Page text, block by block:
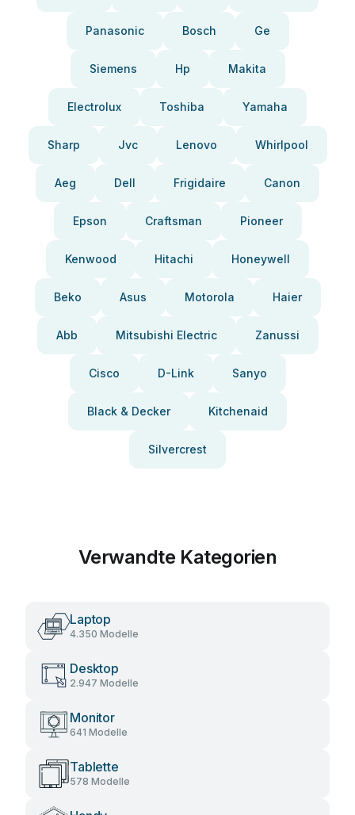
Panasonic Bosch Ge
Siemens Hp Makita
Electrolux Toshiba Yamaha
Sharp Jvc Lenovo Whirlpool
Aeg Dell Frigidaire Canon
Epson Craftsman Pioneer
Kenwood Hitachi Honeywell
Beko Asus Motorola Haier
Abb Mitsubishi Electric Zanussi
Cisco D-Link Sanyo
Black & Decker Kitchenaid
Silvercrest
Verwandte Kategorien
Laptop
4.350 Modelle
Desktop
2.947 Modelle
Monitor
641 Modelle
Tablette
578 Modelle